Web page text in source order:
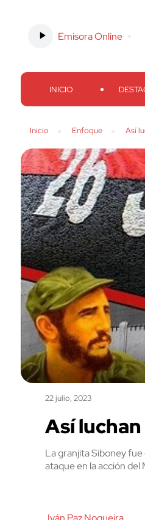
Emisora Online
INICIO
Inicio Enfoque Así
22 julio, 2023
Así
La granjita Siboney fue
ataque en la acción del